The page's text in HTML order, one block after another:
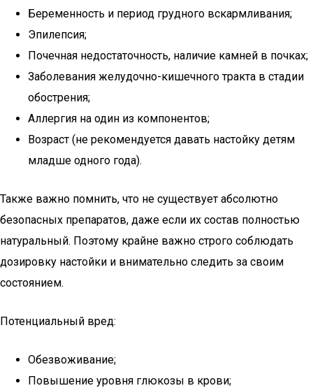
Беременность и период грудного вскармливания;
Эпилепсия;
Почечная недостаточность, наличие камней в почках;
Заболевания желудочно-кишечного тракта в стадии
обострения;
Аллергия на один из компонентов;
Возраст (не рекомендуется давать настойку детям
младше одного года).
Также важно помнить, что не существует абсолютно
безопасных препаратов, даже если их состав полностью
натуральный. Поэтому крайне важно строго соблюдать
дозировку настойки и внимательно следить за своим
состоянием.
Потенциальный вред:
Обезвоживание;
Повышение уровня глюкозы в крови;